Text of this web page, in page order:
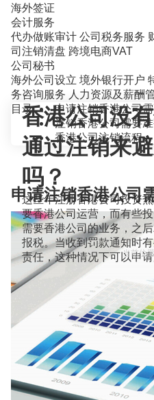
海外签证
会计服务
代办做账审计 公司税务服务
司注销清盘 跨境电商VAT
公司秘书
海外公司设立 境外银行开户
务咨询服务 人力资源及薪酬
当前位
香港公司没
通过注销来
吗？
这些年注册香港公司投资
要香港公司运营，而有些
需要香港公司的业务，之
报税。当收到罚款通知时
责任，这种情况下可以申
目录
申请注销香港公司
注销香港公司需要
香港公司注销流程
申请注销香港公司